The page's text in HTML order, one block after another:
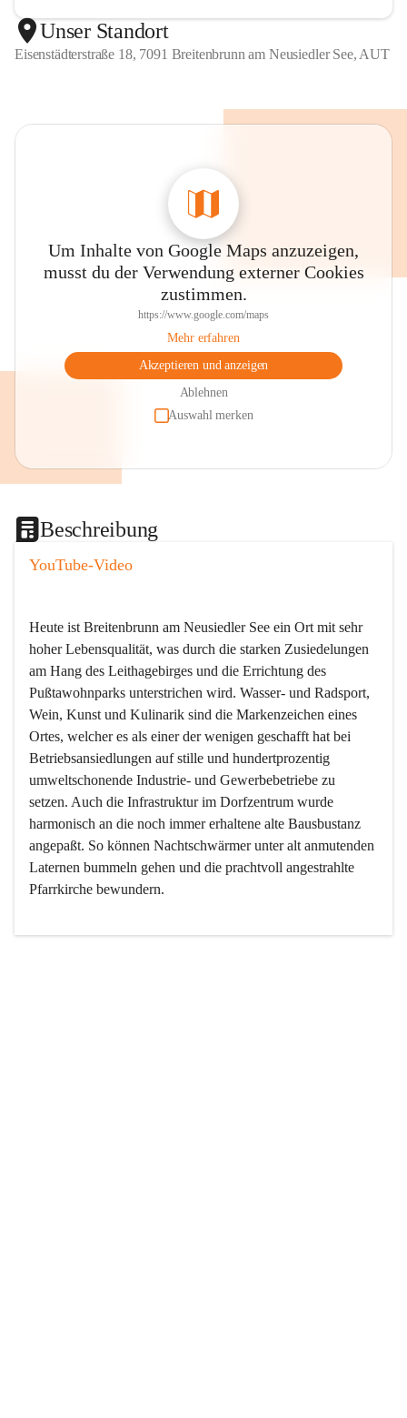
Unser Standort
Eisenstädterstraße 18, 7091 Breitenbrunn am Neusiedler See, AUT
Um Inhalte von Google Maps anzuzeigen,
musst du der Verwendung externer Cookies
zustimmen.
https://www.google.com/maps
Mehr erfahren
Akzeptieren und anzeigen
Ablehnen
Auswahl merken
Beschreibung
YouTube-Video
Heute ist Breitenbrunn am Neusiedler See ein Ort mit sehr
hoher Lebensqualität, was durch die starken Zusiedelungen
am Hang des Leithagebirges und die Errichtung des
Pußtawohnparks unterstrichen wird. Wasser- und Radsport,
Wein, Kunst und Kulinarik sind die Markenzeichen eines
Ortes, welcher es als einer der wenigen geschafft hat bei
Betriebsansiedlungen auf stille und hundertprozentig
umweltschonende Industrie- und Gewerbebetriebe zu
setzen. Auch die Infrastruktur im Dorfzentrum wurde
harmonisch an die noch immer erhaltene alte Bausbustanz
angepaßt. So können Nachtschwärmer unter alt anmutenden
Laternen bummeln gehen und die prachtvoll angestrahlte
Pfarrkirche bewundern.
Der Weinbau dominert heute nicht mehr, ist aber integrativer